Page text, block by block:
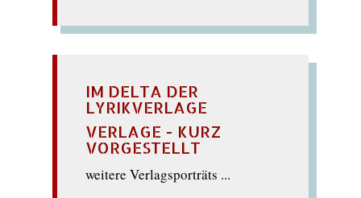
IM DELTA DER
LYRIKVERLAGE
VERLAGE - KURZ
VORGESTELLT
weitere Verlagsporträts ...